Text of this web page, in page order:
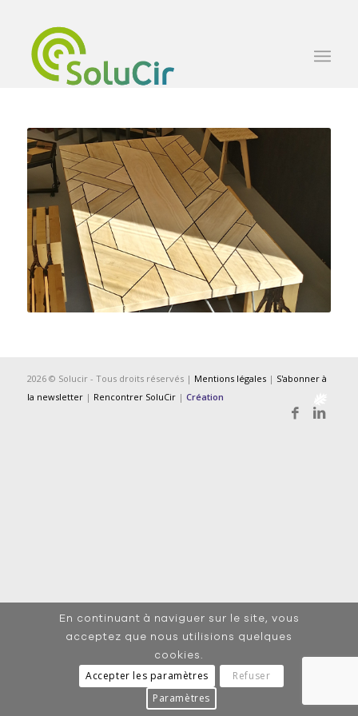
2026 © Solucir - Tous droits réservés | Mentions légales| S'abonner à
la newsletter| Rencontrer SoluCir| Création
En continuant à naviguer sur le site, vous
acceptez que nous utilisions quelques
cookies.
Accepter les paramètres
Refuser
Paramètres